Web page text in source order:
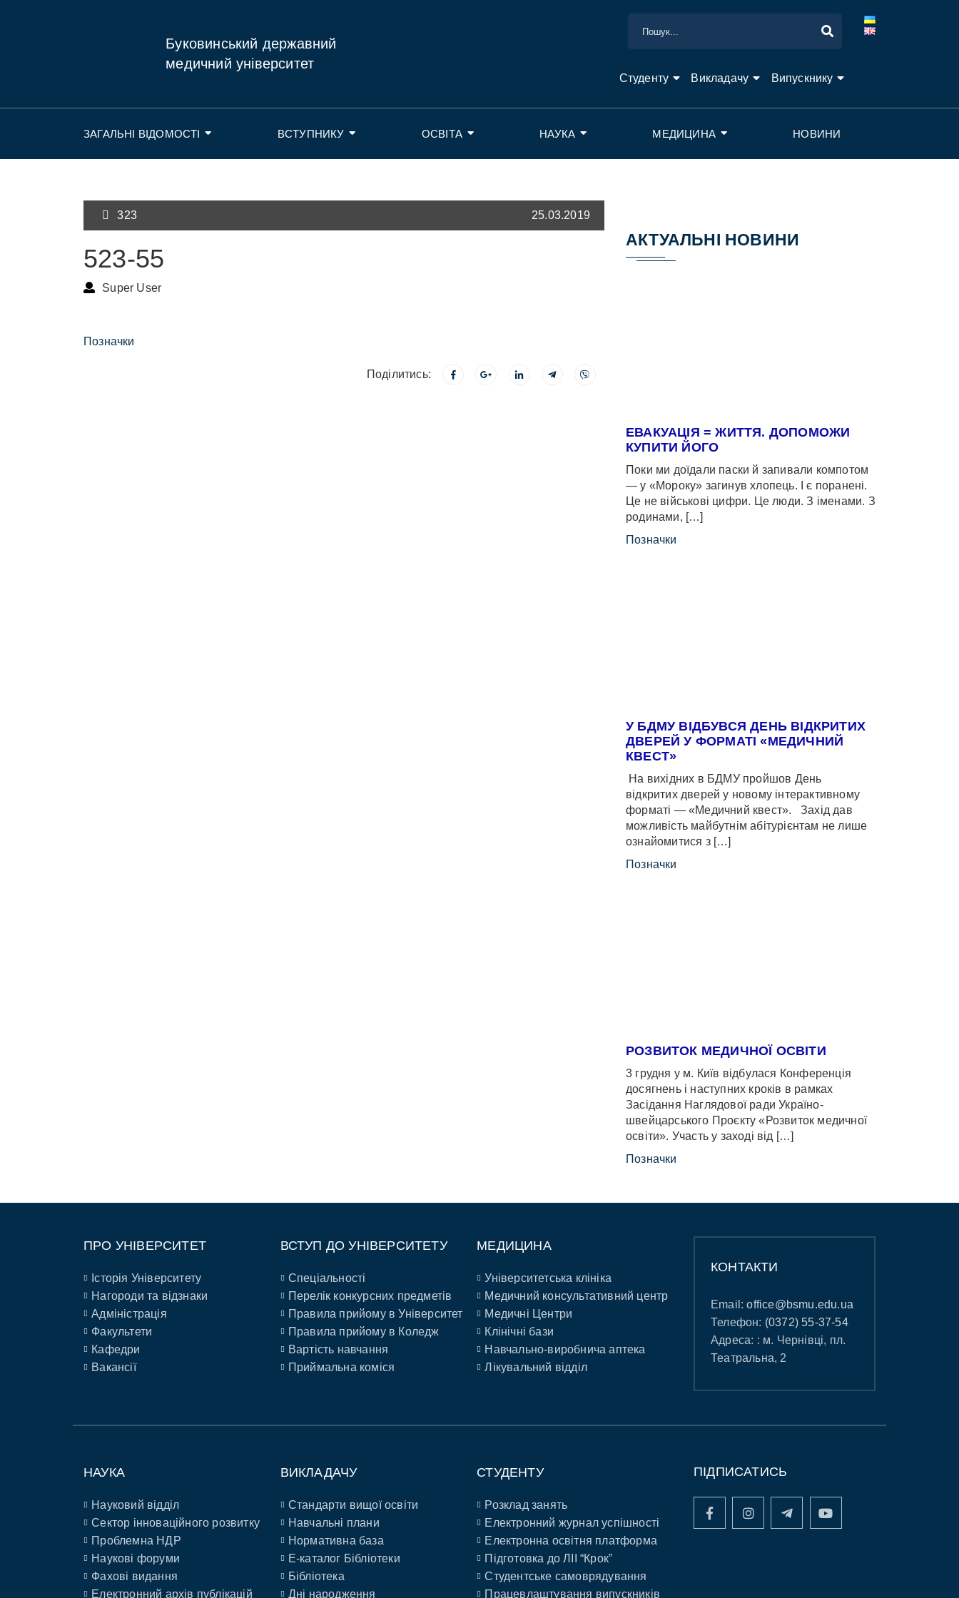
Буковинський державний
медичний університет
Студенту Викладачу Випускнику
ЗАГАЛЬНІ ВІДОМОСТІ ВСТУПНИКУ ОСВІТА НАУКА МЕДИЦИНА НОВИНИ
323 25.03.2019
523-55
Super User
Позначки
Поділитись:
АКТУАЛЬНІ НОВИНИ
ЕВАКУАЦІЯ = ЖИТТЯ. ДОПОМОЖИ
КУПИТИ ЙОГО
Поки ми доїдали паски й запивали компотом
— у «Мороку» загинув хлопець. І є поранені.
Це не військові цифри. Це люди. З іменами. З
родинами, […]
Позначки
У БДМУ ВІДБУВСЯ ДЕНЬ ВІДКРИТИХ
ДВЕРЕЙ У ФОРМАТІ «МЕДИЧНИЙ
КВЕСТ»
На вихідних в БДМУ пройшов День
відкритих дверей у новому інтерактивному
форматі — «Медичний квест». Захід дав
можливість майбутнім абітурієнтам не лише
ознайомитися з […]
Позначки
РОЗВИТОК МЕДИЧНОЇ ОСВІТИ
3 грудня у м. Київ відбулася Конференція
досягнень і наступних кроків в рамках
Засідання Наглядової ради Україно-
швейцарського Проєкту «Розвиток медичної
освіти». Участь у заході від […]
Позначки
ПРО УНІВЕРСИТЕТ
Історія Університету
Нагороди та відзнаки
Адміністрація
Факультети
Кафедри
Вакансії
ВСТУП ДО УНІВЕРСИТЕТУ
Спеціальності
Перелік конкурсних предметів
Правила прийому в Університет
Правила прийому в Коледж
Вартість навчання
Приймальна коміся
МЕДИЦИНА
Університетська клініка
Медичний консультативний центр
Медичні Центри
Клінічні бази
Навчально-виробнича аптека
Лікувальний відділ
КОНТАКТИ
Email:office@bsmu.edu.ua
Телефон: (0372) 55-37-54
Адреса: : м. Чернівці, пл.
Театральна, 2
НАУКА
Науковий відділ
Сектор інноваційного розвитку
Проблемна НДР
Наукові форуми
Фахові видання
Електронний архів публікацій
ВИКЛАДАЧУ
Стандарти вищої освіти
Навчальні плани
Нормативна база
E-каталог Бібліотеки
Бібліотека
Дні народження
СТУДЕНТУ
Розклад занять
Електронний журнал успішності
Електронна освітня платформа
Підготовка до ЛІІ “Крок”
Студентське самоврядування
Працевлаштування випускників
ПІДПИСАТИСЬ